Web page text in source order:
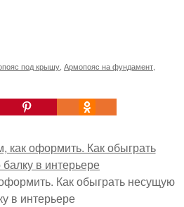
под крышу Армопояс на фундамент
Как обыграть несущую
в интерьере